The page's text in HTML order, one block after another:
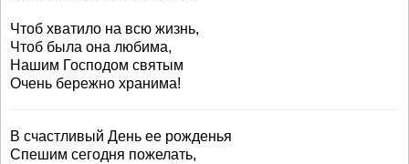
Чтоб хватило на всю жизнь,
Чтоб была она любима,
Нашим Господом святым
Очень бережно хранима!
В счастливый День ее рожденья
Спешим сегодня пожелать,